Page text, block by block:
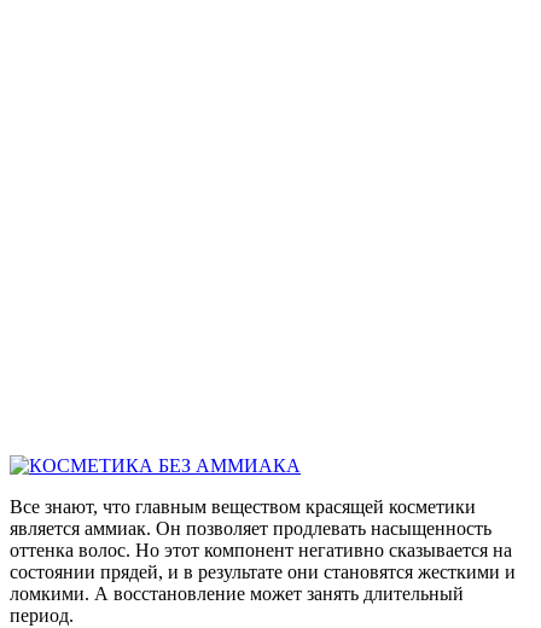
Все знают, что главным веществом красящей косметики
является аммиак. Он позволяет продлевать насыщенность
оттенка волос. Но этот компонент негативно сказывается на
состоянии прядей, и в результате они становятся жесткими и
ломкими. А восстановление может занять длительный
период.